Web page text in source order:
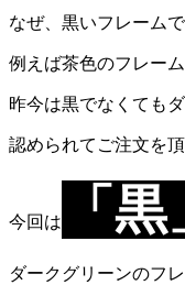
なぜ、黒いフレーム
例えば茶色のフレー
昨今は黒でなくても
認められてご注文を
今回は 「黒
ダークグリーンのフレ